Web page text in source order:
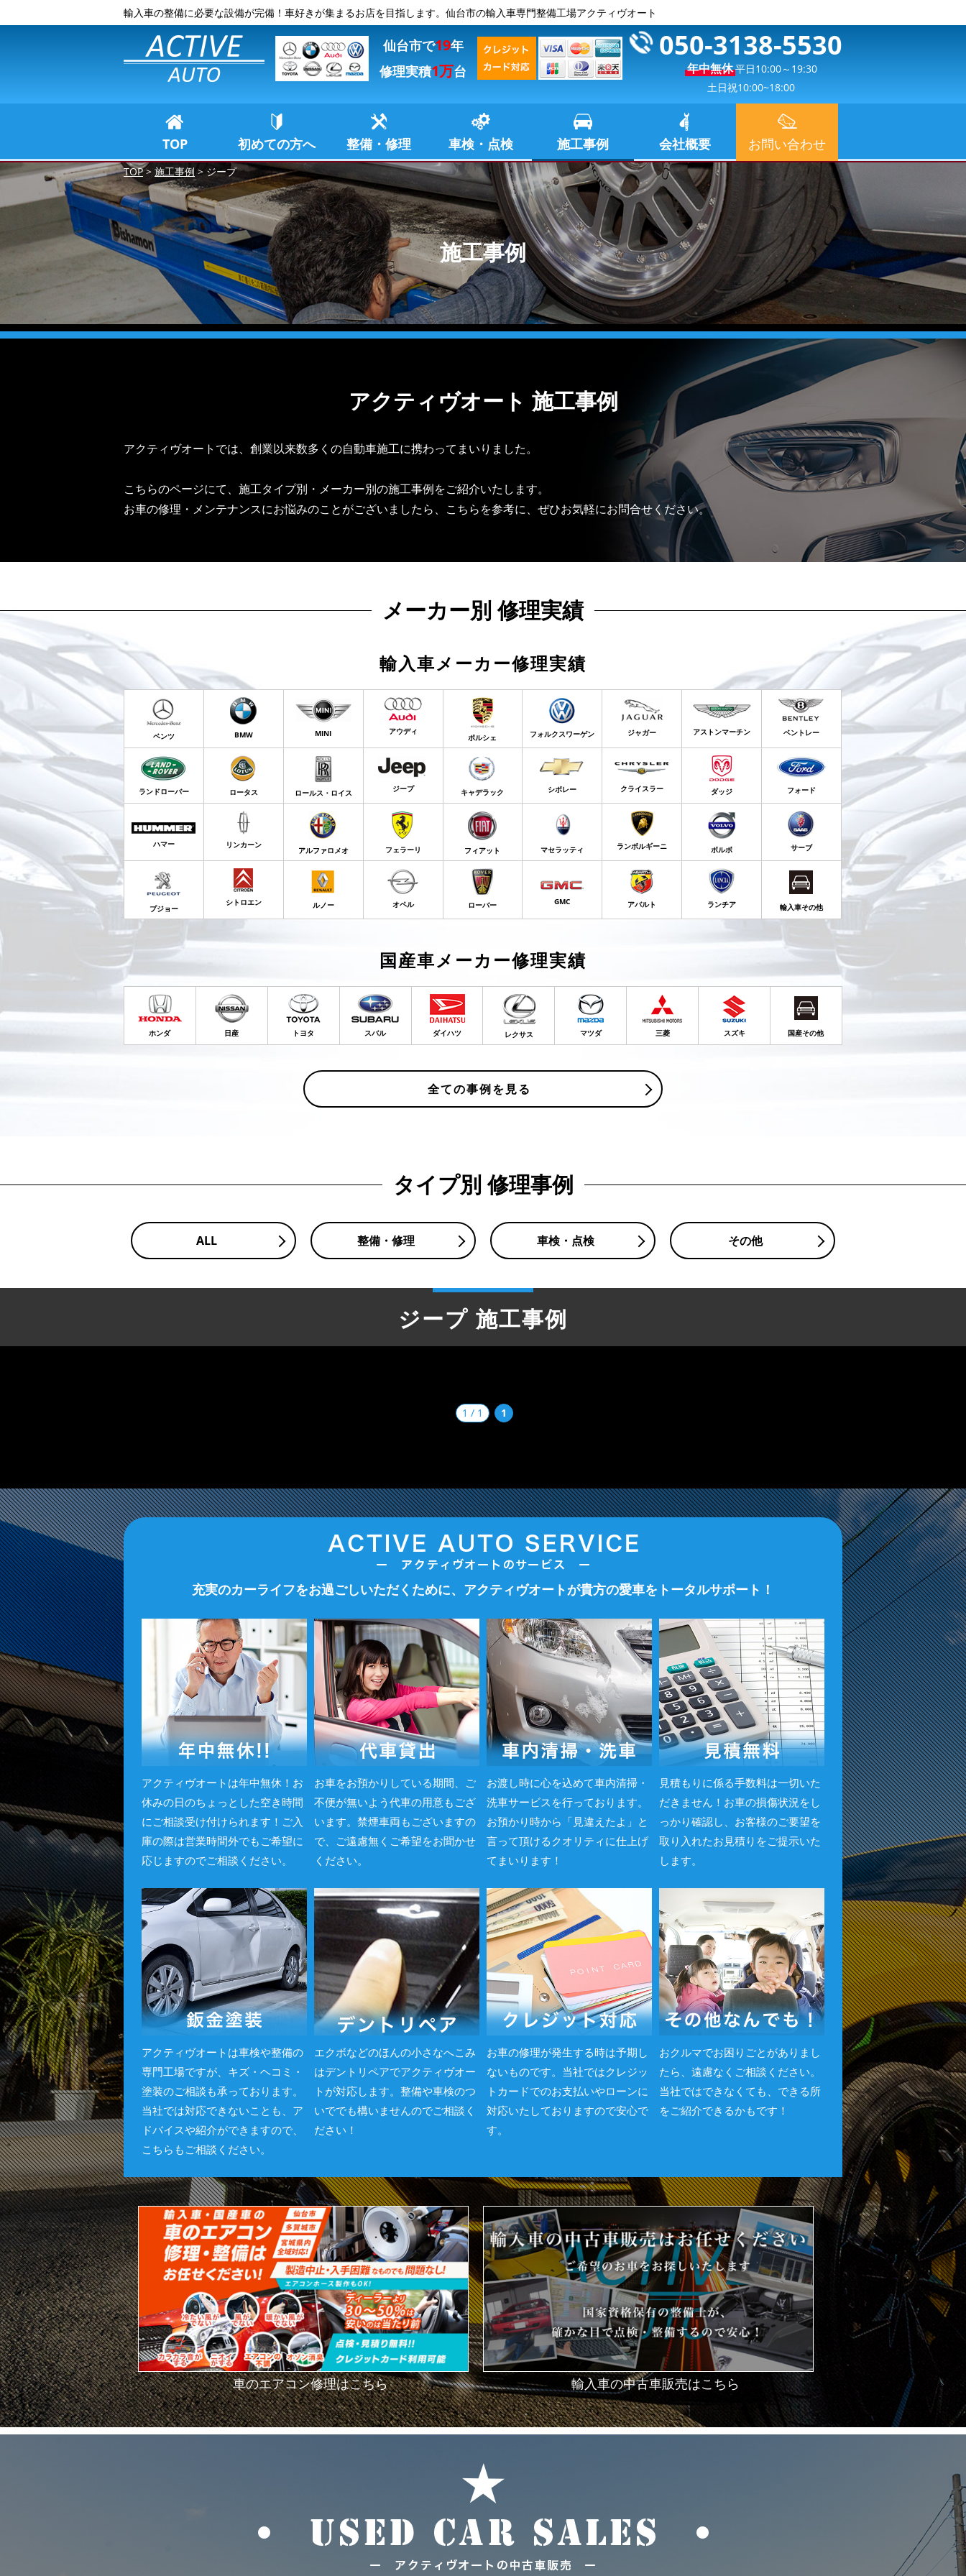
輸入車の整備に必要な設備が完備！車好きが集まるお店を目指します。仙台市の輸入車専門整備工場アクティヴオート
仙台市で19年
修理実積1万台
050-3138-5530
年中無休平日10:00～19:30
土日祝10:00~18:00
TOP 初めての方へ 整備・修理 車検・点検 施工事例 会社概要 お問い合わせ
TOP> 施工事例> ジープ
施工事例
アクティヴオート 施工事例
アクティヴオートでは、創業以来数多くの自動車施工に携わってまいりました。
こちらのページにて、施工タイプ別・メーカー別の施工事例をご紹介いたします。
お車の修理・メンテナンスにお悩みのことがございましたら、こちらを参考に、ぜひお気軽にお問合せください。
メーカー別 修理実績
輸入車メーカー修理実績
ベンツ BMW MINI アウディ
ポルシェ フォルクスワーゲン ジャガー アストンマーチン ベントレー
ランドローバー ロータス ロールス・ロイス ジープ キャデラック シボレー クライスラー ダッジ フォード
ハマー リンカーン
アルファロメオ フェラーリ フィアット マセラッティ ランボルギーニ ボルボ サーブ
プジョー
シトロエン ルノー オペル ローバー GMC アバルト ランチア 輸入車その他
国産車メーカー修理実績
ホンダ 日産 トヨタ スバル ダイハツ レクサス マツダ 三菱 スズキ 国産その他
全ての事例を見る
タイプ別 修理事例
ALL 整備・修理 車検・点検 その他
ジープ 施工事例
1 / 1 1
充実のカーライフをお過ごしいただくために、アクティヴオートが貴方の愛車をトータルサポート！
アクティヴオートは年中無休！お
休みの日のちょっとした空き時間
にご相談受け付けられます！ご入
庫の際は営業時間外でもご希望に
応じますのでご相談ください。
お車をお預かりしている期間、ご
不便が無いよう代車の用意もござ
います。禁煙車両もございますの
で、ご遠慮無くご希望をお聞かせ
ください。
お渡し時に心を込めて車内清掃・
洗車サービスを行っております。
お預かり時から「見違えたよ」と
言って頂けるクオリティに仕上げ
てまいります！
見積もりに係る手数料は一切いた
だきません！お車の損傷状況をし
っかり確認し、お客様のご要望を
取り入れたお見積りをご提示いた
します。
アクティヴオートは車検や整備の
専門工場ですが、キズ・ヘコミ・
塗装のご相談も承っております。
当社では対応できないことも、ア
ドバイスや紹介ができますので、
こちらもご相談ください。
エクボなどのほんの小さなへこみ
はデントリペアでアクティヴオー
トが対応します。整備や車検のつ
いででも構いませんのでご相談く
ださい！
お車の修理が発生する時は予期し
ないものです。当社ではクレジッ
トカードでのお支払いやローンに
対応いたしておりますので安心で
す。
おクルマでお困りごとがありまし
たら、遠慮なくご相談ください。
当社ではできなくても、できる所
をご紹介できるかもです！
車のエアコン修理はこちら 輸入車の中古車販売はこちら